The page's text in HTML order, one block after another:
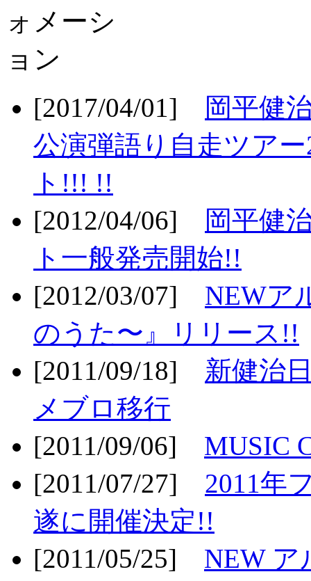
[2017/04/01]
岡平健
公演弾語り自走ツア
ト!!! !!
[2012/04/06]
岡平健
ト一般発売開始!!
[2012/03/07] NEWア
のうた〜』リリース!!
[2011/09/18] 新健治
メブロ移行
[2011/09/06] MUSIC
[2011/07/27] 2011年
遂に開催決定!!
[2011/05/25] NEW